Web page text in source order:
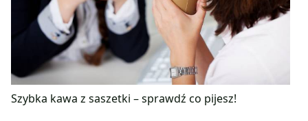
Szybka kawa z saszetki – sprawdź co pijesz!